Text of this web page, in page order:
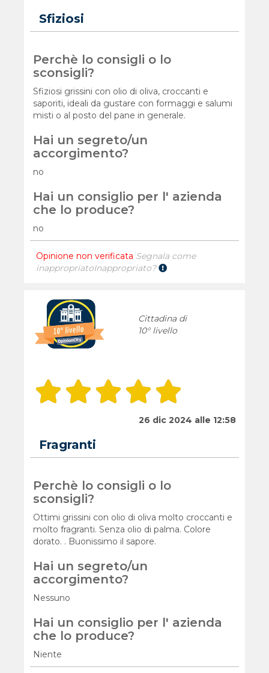
Sfiziosi
Perchè lo consigli o lo
sconsigli?
Sfiziosi grissini con olio di oliva, croccanti e
saporiti, ideali da gustare con formaggi e salumi
misti o al posto del pane in generale.
Hai un segreto/un
accorgimento?
no
Hai un consiglio per l' azienda
che lo produce?
no
Opinione non verificata Segnala come
inappropriatoInappropriato?
Cittadina di
10° livello
26 dic 2024 alle 12:58
Fragranti
Perchè lo consigli o lo
sconsigli?
Ottimi grissini con olio di oliva molto croccanti e
molto fragranti. Senza olio di palma. Colore
dorato. . Buonissimo il sapore.
Hai un segreto/un
accorgimento?
Nessuno
Hai un consiglio per l' azienda
che lo produce?
Niente